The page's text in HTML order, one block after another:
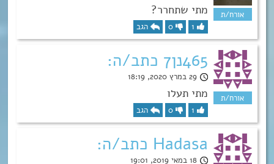
מתי שתחרר?
1
0 הגב
465נן7 כתב/ה:
29 במרץ 2020, 18:19
מתי תעלו
1
0 הגב
Hadasa כתב/ה:
18 במאי 2019, 19:01